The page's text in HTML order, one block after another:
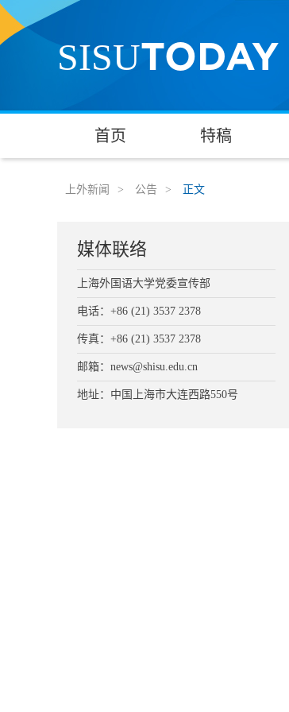
SISUTODAY
首页 特稿
上外新闻 > 公告 > 正文
媒体联络
上海外国语大学党委宣传部
电话：+86 (21) 3537 2378
传真：+86 (21) 3537 2378
邮箱：news@shisu.edu.cn
地址：中国上海市大连西路550号